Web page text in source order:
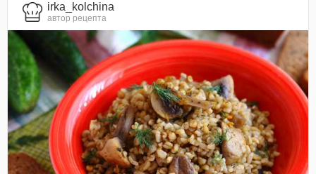
irka_kolchina
автор рецепта